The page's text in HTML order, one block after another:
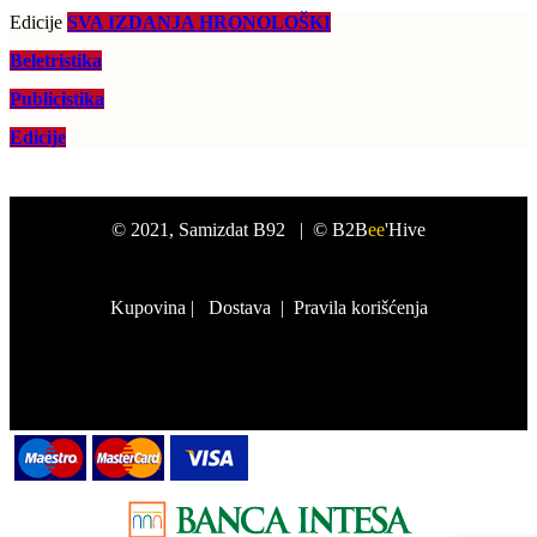
Edicije SVA IZDANJA HRONOLOŠKI
Beletristika
Publicistika
Edicije
© 2021 , Samizdat B92 | © B2Bee'Hive
Kupovina | Dostava | Pravila korišćenja